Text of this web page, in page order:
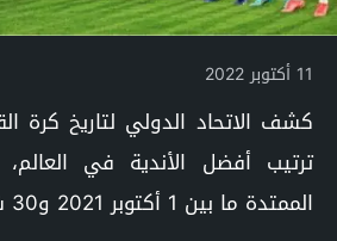
11 أكتوبر 2022
كشف الاتحاد الدولي لتاريخ كرة
ترتيب أفضل الأندية في
الممتدة ما بين 1 أكتوبر 2021 و30 شتنبر 2022.